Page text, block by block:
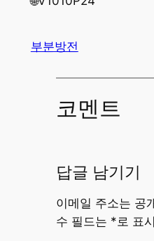
부분방전
코멘트
답글 남기기
이메일 주소는 공
수 필드는 * 로 표